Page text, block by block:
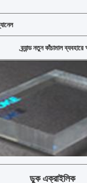
ব্র্যান্ড নতুন কাঁচামাল ব্যবহারে
ডুক এক্রাইলিক